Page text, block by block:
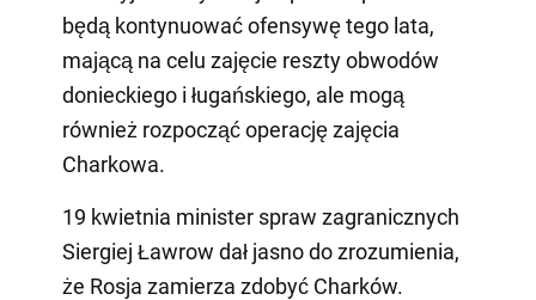
będą kontynuować ofensywę tego lata,
mającą na celu zajęcie reszty obwodów
donieckiego i ługańskiego, ale mogą
również rozpocząć operację zajęcia
Charkowa.
19 kwietnia minister spraw zagranicznych
Siergiej Ławrow dał jasno do zrozumienia,
że Rosja zamierza zdobyć Charków.